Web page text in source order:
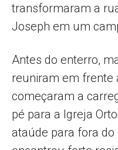
transformaram a
Joseph em um
Antes do enterro,
reuniram em frente
começaram a
pé para a Igreja
ataúde para fora do